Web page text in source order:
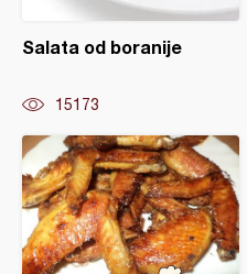
Salata od boranije
15173